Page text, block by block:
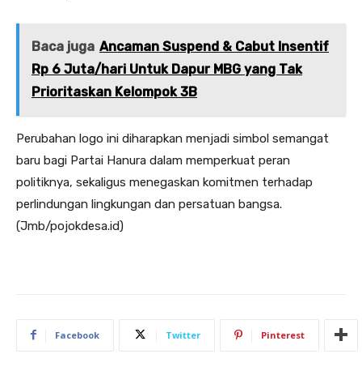
Baca juga Ancaman Suspend & Cabut Insentif
Rp 6 Juta/hari Untuk Dapur MBG yang Tak
Prioritaskan Kelompok 3B
Perubahan logo ini diharapkan menjadi simbol semangat
baru bagi Partai Hanura dalam memperkuat peran
politiknya, sekaligus menegaskan komitmen terhadap
perlindungan lingkungan dan persatuan bangsa.
(Jmb/pojokdesa.id)
Facebook Twitter Pinterest